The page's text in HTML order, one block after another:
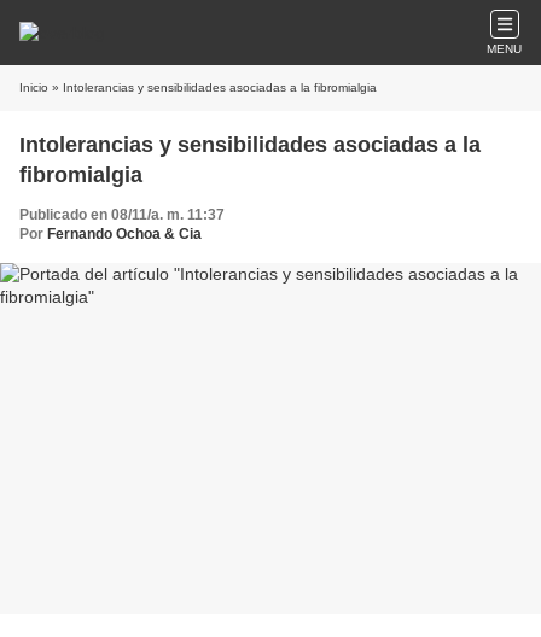
MENU
Inicio » Intolerancias y sensibilidades asociadas a la fibromialgia
Intolerancias y sensibilidades asociadas a la
fibromialgia
Publicado en 08/11/a. m. 11:37
Por Fernando Ochoa & Cia